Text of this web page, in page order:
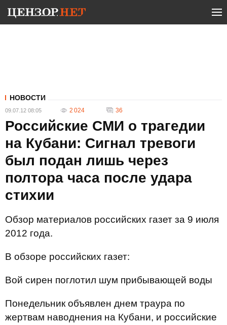
НОВОСТИ
09.07.12 08:05 2 024 36
Российские СМИ о трагедии
на Кубани: Сигнал тревоги
был подан лишь через
полтора часа после удара
стихии
Обзор материалов российских газет за 9 июля
2012 года.
В обзоре российских газет:
Вой сирен поглотил шум прибывающей воды
Понедельник объявлен днем траура по
жертвам наводнения на Кубани, и российские